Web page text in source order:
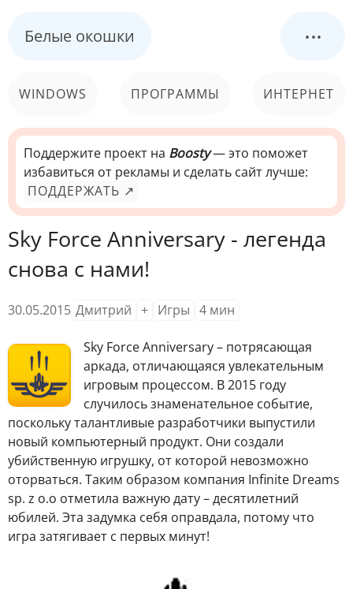
Белые окошки ...
WINDOWS ПРОГРАММЫ ИНТЕРНЕТ
КОМПЬЮТЕР
СИСТЕМА
Поддержите проект на Boosty— это поможет
избавиться от рекламы и сделать сайт лучше:
ПОДДЕРЖАТЬ ↗
Sky Force Anniversary - легенда
снова с нами!
30.05.2015 Дмитрий + Игры 4 мин
Sky Force Anniversary – потрясающая
аркада, отличающаяся увлекательным
игровым процессом. В 2015 году
случилось знаменательное событие,
поскольку талантливые разработчики выпустили
новый компьютерный продукт. Они создали
убийственную игрушку, от которой невозможно
оторваться. Таким образом компания Infinite Dreams
sp. z o.o отметила важную дату – десятилетний
юбилей. Эта задумка себя оправдала, потому что
игра затягивает с первых минут!